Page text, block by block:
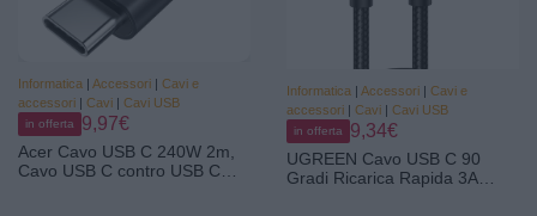
Informatica | Accessori | Cavi e
accessori | Cavi | Cavi USB
in offerta 9,97€
Acer Cavo USB C 240W 2m,
Cavo USB C contro USB C
Informatica | Accessori | Cavi e
accessori | Cavi | Cavi USB
in offerta 9,34€
UGREEN Cavo USB C 90
Gradi Ricarica Rapida 3A